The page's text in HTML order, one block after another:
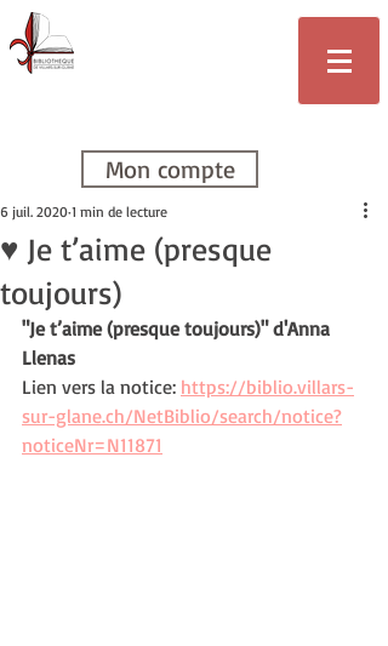
Mon compte
♥ Je t’aime (presque
toujours)
6 juil. 2020 1 min de lecture
"Je t’aime (presque toujours)" d'Anna
Llenas
Lien vers la notice: https://biblio.villars-
sur-glane.ch/NetBiblio/search/notice?
noticeNr=N11871